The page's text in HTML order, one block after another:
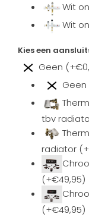
Wit
Wit
Kies een
Geen
tbv
radiator
(+€49,95)
(+€49,95)